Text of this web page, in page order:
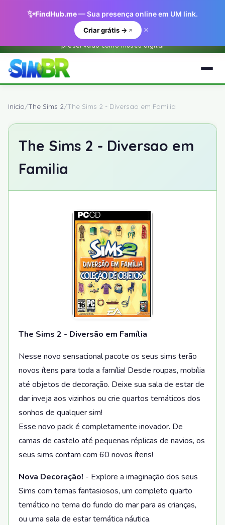
Este e um arquivo historico do O Sim BR.net (2001-2018) —
preservado como museu digital
Inicio/The Sims 2/The Sims 2 - Diversao em Familia
The Sims 2 - Diversao em
Familia
The Sims 2 - Diversão em Família
Nesse novo sensacional pacote os seus sims terão
novos ítens para toda a família! Desde roupas, mobília
até objetos de decoração. Deixe sua sala de estar de
dar inveja aos vizinhos ou crie quartos temáticos dos
sonhos de qualquer sim!
Esse novo pack é completamente inovador. De
camas de castelo até pequenas réplicas de navios, os
seus sims contam com 60 novos ítens!
Nova Decoração! - Explore a imaginação dos seus
Sims com temas fantasiosos, um completo quarto
temático no tema do fundo do mar para as crianças,
ou uma sala de estar temática náutica.
✨FindHub.me— Sua presença online em UM link.
Criar grátis → ×